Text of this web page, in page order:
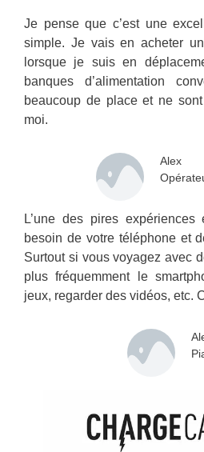
Je pense que c’est une
simple. Je vais en acheter
lorsque je suis en
banques d’alimentation
beaucoup de place et ne
moi.
Alex
L’une des pires
besoin de votre téléphone et
Surtout si vous voyagez avec
plus fréquemment le
jeux, regarder des vidéos, etc.